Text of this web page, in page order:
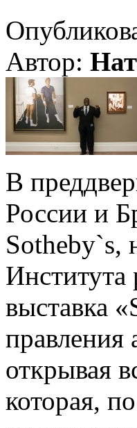
Автор:
В
России и
Sotheby`s,
Института
выставка
открывая
которая,